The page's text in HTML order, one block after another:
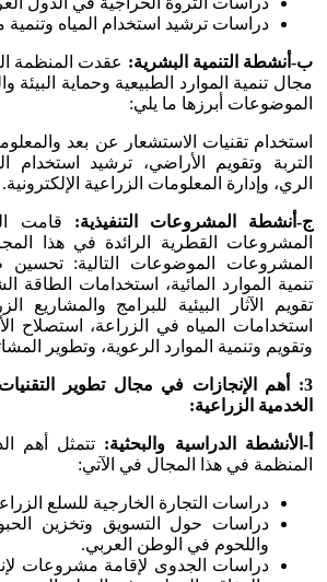
دراسات ترشيد استخدام المياه وتنمية
ب-أنشطة التنمية البشرية: عقدت المنظمة
مجال تنمية الموارد الطبيعية وحماية البيئة
الموضوعات أبرزها ما يلي:
استخدام تقنيات الاستشعار عن بعد
التربة وتقويم الأراضي، ترشيد استخدام
الري، وإدارة المعلومات الزراعية الإلكترونية.
ج-أنشطة المشروعات التنفيذية: قامت
المشروعات القطرية الرائدة في هذا
المشروعات الموضوعات التالية:
تنمية الموارد المائية، استخدامات الطاقة
تقويم الآثار البيئية للبرامج والمشاريع
استخدامات المياه في الزراعة، استصلاح
وتقويم وتنمية الموارد الرعوية، وتطوير
3: أهم الإنجازات في مجال تطوير
الخدمية الزراعية:
أ-الأنشطة الدراسية والبحثية: تتمثل أهم
المنظمة في هذا المجال في الآتي:
دراسات التجارة الخارجية للسلع
دراسات حول التسويق وتخزين
واللحوم في الوطن العربي.
دراسات الجدوى لإقامة مشروعات